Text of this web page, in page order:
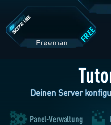
Deinen Server
Panel-Verwaltung